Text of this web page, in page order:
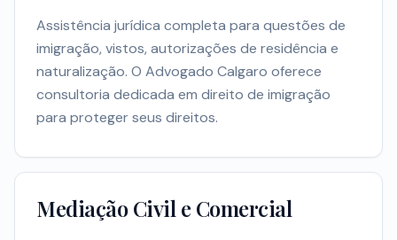
Assistência jurídica completa para questões de
imigração, vistos, autorizações de residência e
naturalização. O Advogado Calgaro oferece
consultoria dedicada em direito de imigração
para proteger seus direitos.
Mediação Civil e Comercial